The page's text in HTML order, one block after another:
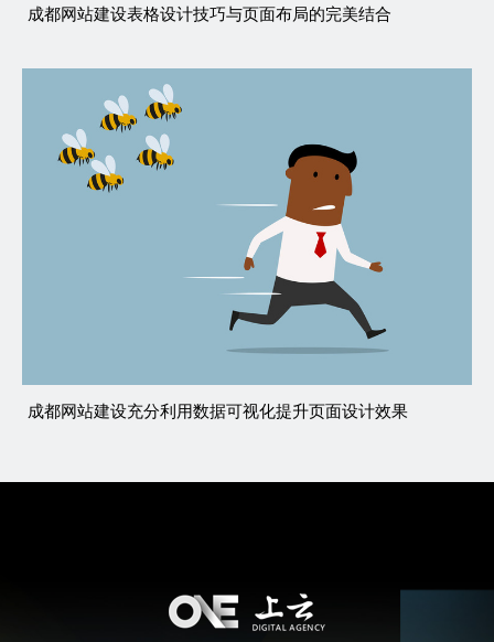
成都网站建设表格设计技巧与页面布局的完美结合
成都网站建设充分利用数据可视化提升页面设计效果